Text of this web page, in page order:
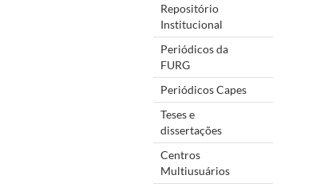
Repositório
Institucional
Periódicos da
FURG
Periódicos Capes
Teses e
dissertações
Centros
Multiusuários